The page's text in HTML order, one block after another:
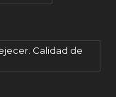
Calidad de